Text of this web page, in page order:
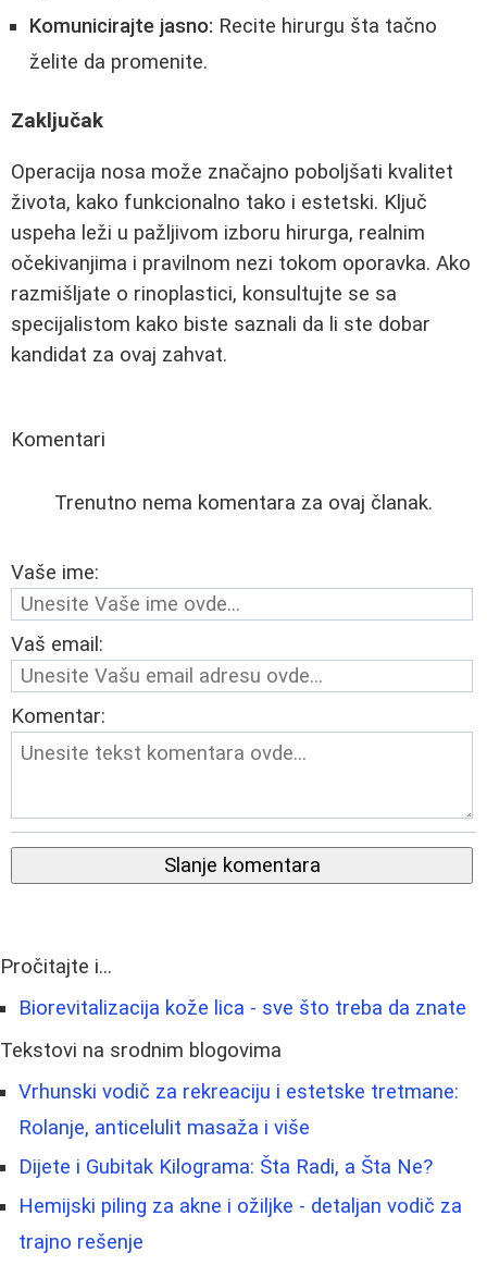
Komunicirajte jasno: Recite hirurgu šta tačno
želite da promenite.
Zaključak
Operacija nosa može značajno poboljšati kvalitet
života, kako funkcionalno tako i estetski. Ključ
uspeha leži u pažljivom izboru hirurga, realnim
očekivanjima i pravilnom nezi tokom oporavka. Ako
razmišljate o rinoplastici, konsultujte se sa
specijalistom kako biste saznali da li ste dobar
kandidat za ovaj zahvat.
Komentari
Trenutno nema komentara za ovaj članak.
Vaše ime:
Vaš email:
Komentar:
Slanje komentara
Pročitajte i...
Biorevitalizacija kože lica - sve što treba da znate
Tekstovi na srodnim blogovima
Vrhunski vodič za rekreaciju i estetske tretmane:
Rolanje, anticelulit masaža i više
Dijete i Gubitak Kilograma: Šta Radi, a Šta Ne?
Hemijski piling za akne i ožiljke - detaljan vodič za
trajno rešenje